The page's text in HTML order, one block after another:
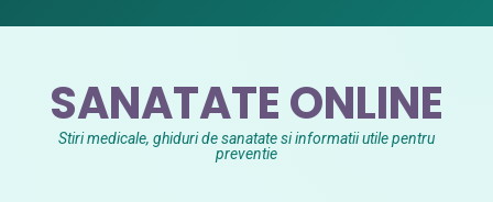
SANATATE ONLINE
Stiri medicale, ghiduri de sanatate si informatii utile pentru
preventie